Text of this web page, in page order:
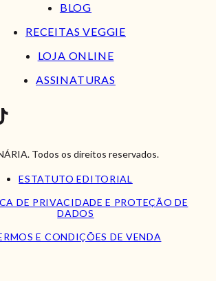
BLOG
RECEITAS VEGGIE
LOJA ONLINE
ASSINATURAS
Todos os direitos reservados.
ESTATUTO EDITORIAL
DE PRIVACIDADE E PROTEÇÃO DE
DADOS
E CONDIÇÕES DE VENDA